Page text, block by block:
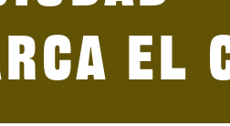
el